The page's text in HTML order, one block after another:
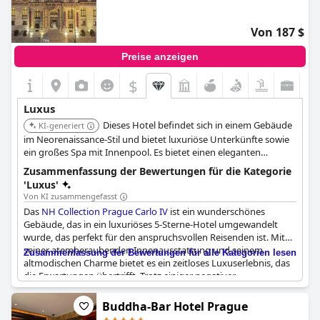
Vorsicht: Die Preise für Doppelzimmer beginnen bei 450 bis 500
€ mit Frühstück. Aber für alle, die ein Luxushotel der
Spitzenklasse suchen, ist das
ein wahres
Juwel, das man in Betracht ziehen sollte.
Von 187 $
Preise anzeigen
$
Luxus
KI-generiert
Dieses Hotel befindet sich in einem Gebäude
im Neorenaissance-Stil und bietet luxuriöse Unterkünfte sowie
ein großes Spa mit Innenpool. Es bietet einen eleganten
Rahmen für einen gehobenen Aufenthalt in Prag.
Zusammenfassung der Bewertungen für die Kategorie
'Luxus'
Von KI zusammengefasst
Das NH Collection Prague Carlo IV ist ein wunderschönes
Gebäude, das in ein luxuriöses 5-Sterne-Hotel umgewandelt
wurde, das perfekt für den anspruchsvollen Reisenden ist. Mit
seiner atemberaubenden Innenausstattung und seinem
altmodischen Charme bietet es ein zeitloses Luxuserlebnis, das
die Erwartungen übertrifft. Trotz einiger negativer
Rückmeldungen bezüglich des Preises des Spas und der
Eignung für einen 5-Sterne-Betrieb können die Gäste nicht
aufhören, von der reinen Klasse des Hotels zu schwärmen und
Zusammenfassung der Bewertungen für alle Kategorien lesen
Buddha-Bar Hotel Prague